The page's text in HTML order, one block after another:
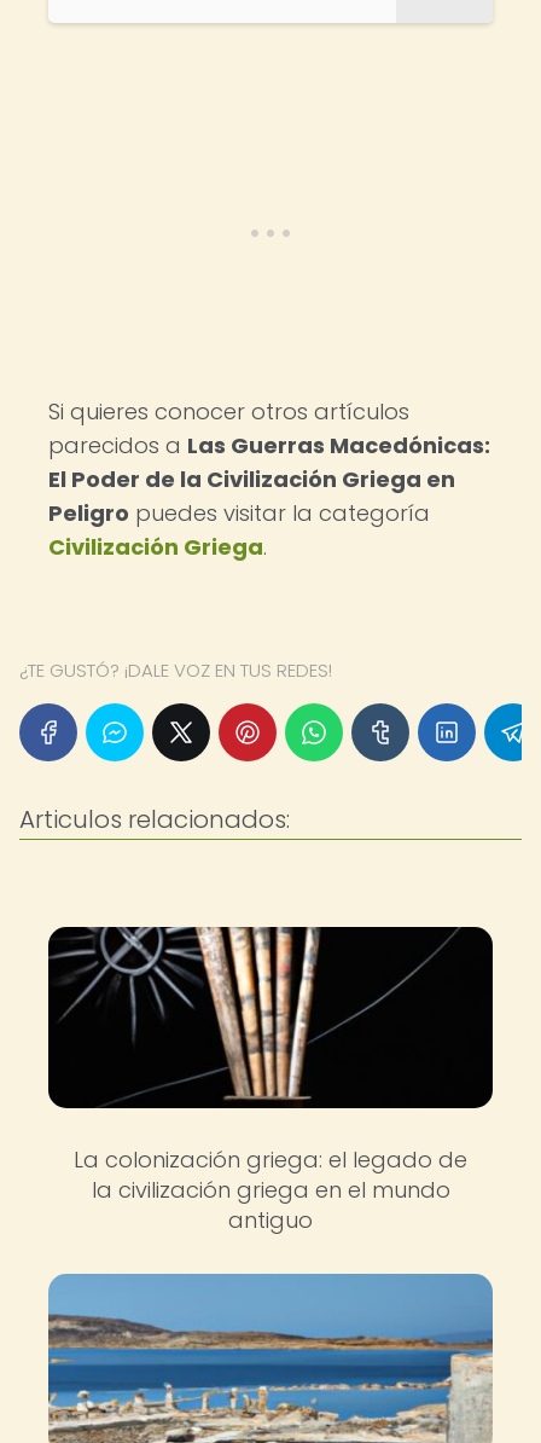
Si quieres conocer otros artículos
parecidos a Las Guerras Macedónicas:
El Poder de la Civilización Griega en
Peligro puedes visitar la categoría
Civilización Griega.
¿TE GUSTÓ? ¡DALE VOZ EN TUS REDES!
Articulos relacionados:
La colonización griega: el legado de
la civilización griega en el mundo
antiguo